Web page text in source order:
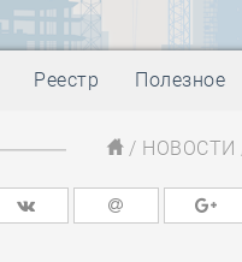
Реестр Полезное
/ НОВОСТИ